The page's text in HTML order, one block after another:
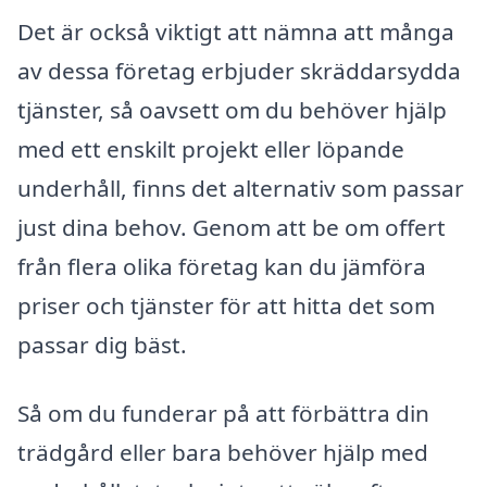
Det är också viktigt att nämna att många
av dessa företag erbjuder skräddarsydda
tjänster, så oavsett om du behöver hjälp
med ett enskilt projekt eller löpande
underhåll, finns det alternativ som passar
just dina behov. Genom att be om offert
från flera olika företag kan du jämföra
priser och tjänster för att hitta det som
passar dig bäst.
Så om du funderar på att förbättra din
trädgård eller bara behöver hjälp med